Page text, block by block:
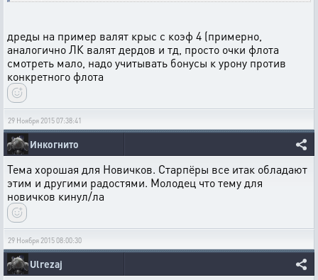
дреды на пример валят крыс с коэф 4 (примерно,
аналогично ЛК валят дердов и тд, просто очки флота
смотреть мало, надо учитывать бонусы к урону против
конкретного флота
29 Ноября 2015 07:38:41
Инкогнито
Тема хорошая для Новичков. Старпёры все итак обладают
этим и другими радостями. Молодец что тему для
новичков кинул/ла
29 Ноября 2015 08:00:30
Ulrezaj